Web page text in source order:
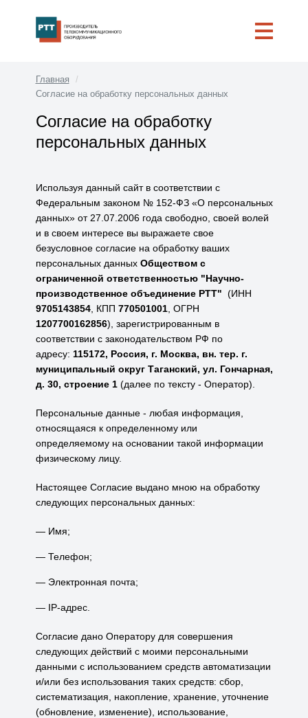
Главная
Согласие на обработку персональных данных
Согласие на обработку
персональных данных
Используя данный сайт в соответствии с
Федеральным законом № 152-ФЗ «О персональных
данных» от 27.07.2006 года свободно, своей волей
и в своем интересе вы выражаете свое
безусловное согласие на обработку ваших
персональных данных Обществом с
ограниченной ответственностью "Научно-
производственное объединение РТТ" (ИНН
9705143854, КПП 770501001, ОГРН
1207700162856), зарегистрированным в
соответствии с законодательством РФ по
адресу: 115172, Россия, г. Москва, вн. тер. г.
муниципальный округ Таганский, ул. Гончарная,
д. 30, строение 1(далее по тексту - Оператор).
Персональные данные - любая информация,
относящаяся к определенному или
определяемому на основании такой информации
физическому лицу.
Настоящее Согласие выдано мною на обработку
следующих персональных данных:
Имя;
Телефон;
Электронная почта;
IP-адрес.
Согласие дано Оператору для совершения
следующих действий с моими персональными
данными с использованием средств автоматизации
и/или без использования таких средств: сбор,
систематизация, накопление, хранение, уточнение
(обновление, изменение), использование,